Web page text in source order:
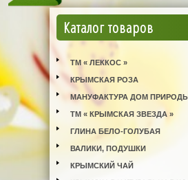
Каталог товаров
ТМ « ЛЕККОС »
КРЫМСКАЯ РОЗА
МАНУФАКТУРА ДОМ
ТМ « КРЫМСКАЯ ЗВЕЗДА »
ГЛИНА БЕЛО-ГОЛУБАЯ
ВАЛИКИ, ПОДУШКИ
КРЫМСКИЙ ЧАЙ